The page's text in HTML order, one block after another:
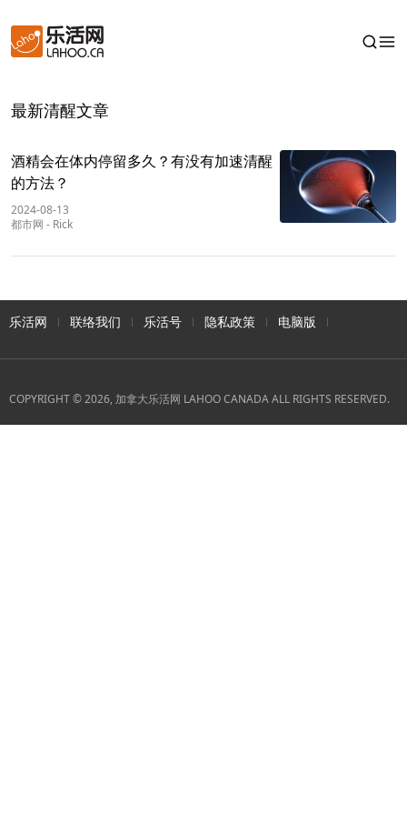
最新清醒文章
酒精会在体内停留多久？有没有加速清醒
的方法？
2024-08-13
都市网 - Rick
乐活网 联络我们 乐活号 隐私政策 电脑版
COPYRIGHT © 2026, 加拿大乐活网 LAHOO CANADA ALL RIGHTS RESERVED.